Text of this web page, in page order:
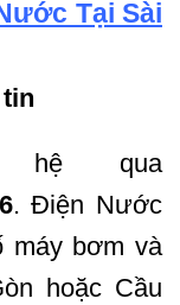
Tại Sài
hệ qua
. Điện Nước
máy bơm và
hoặc Cầu